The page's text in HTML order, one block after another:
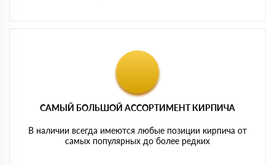
САМЫЙ БОЛЬШОЙ АССОРТИМЕНТ КИРПИЧА
В наличии всегда имеются любые позиции кирпича от
самых популярных до более редких